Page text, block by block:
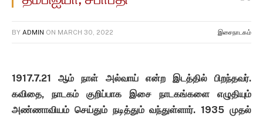
BY ADMIN ON MARCH 30, 2022 இசைநாடகம்
1917.7.21 ஆம் நாள் அல்வாய் என்ற இடத்தில் பிறந்தவர்.
கவிதை, நாடகம் குறிப்பாக இசை நாடகங்களை எழுதியும்
அண்ணாவியம் செய்தும் நடித்தும் வந்துள்ளார். 1935 முதல்